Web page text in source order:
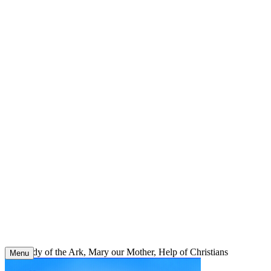
Our Lady of the Ark, Mary our Mother, Help of Christians
Menu